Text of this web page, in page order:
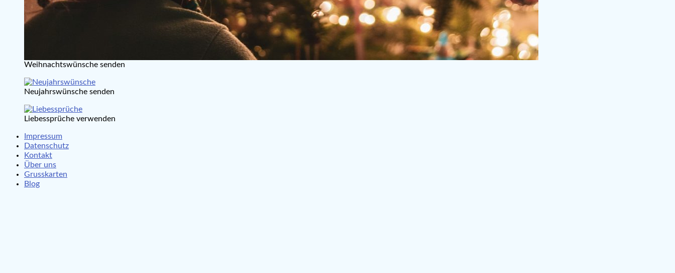
Weihnachtswünsche senden
Neujahrswünsche senden
Liebessprüche verwenden
Impressum
Datenschutz
Kontakt
Über uns
Grusskarten
Blog